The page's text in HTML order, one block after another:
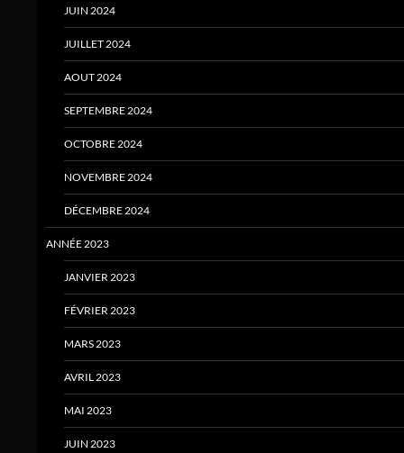
JUIN 2024
JUILLET 2024
AOUT 2024
SEPTEMBRE 2024
OCTOBRE 2024
NOVEMBRE 2024
DÉCEMBRE 2024
ANNÉE 2023
JANVIER 2023
FÉVRIER 2023
MARS 2023
AVRIL 2023
MAI 2023
JUIN 2023